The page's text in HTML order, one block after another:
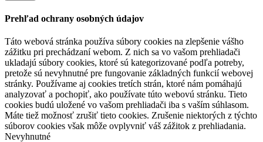
Prehľad ochrany osobných údajov
Táto webová stránka používa súbory cookies na zlepšenie vášho
zážitku pri prechádzaní webom. Z nich sa vo vašom prehliadači
ukladajú súbory cookies, ktoré sú kategorizované podľa potreby,
pretože sú nevyhnutné pre fungovanie základných funkcií webovej
stránky. Používame aj cookies tretích strán, ktoré nám pomáhajú
analyzovať a pochopiť, ako používate túto webovú stránku. Tieto
cookies budú uložené vo vašom prehliadači iba s vaším súhlasom.
Máte tiež možnosť zrušiť tieto cookies. Zrušenie niektorých z týchto
súborov cookies však môže ovplyvniť váš zážitok z prehliadania.
Nevyhnutné